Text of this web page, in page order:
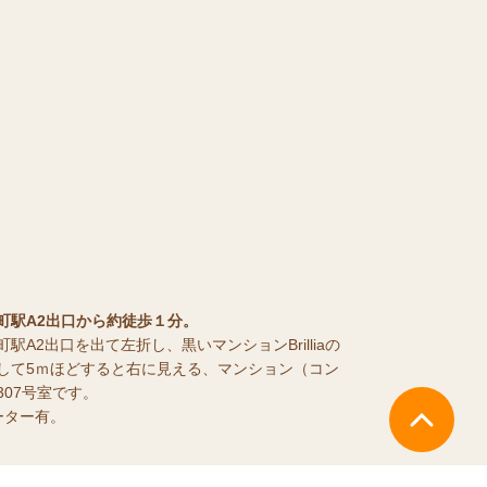
駅A2出口から約徒歩１分。
駅A2出口を出て左折し、黒いマンションBrilliaの
て5ｍほどすると右に見える、マンション（コン
号室です。
ー有。
ページTOPへ